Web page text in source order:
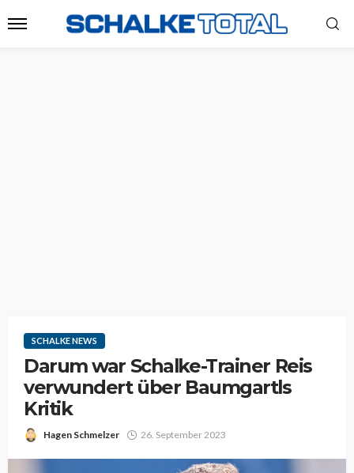
SCHALKE NEWS
Darum war Schalke-Trainer Reis
verwundert über Baumgartls
Kritik
Hagen Schmelzer 26. September 2023